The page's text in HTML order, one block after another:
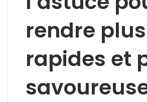
rendre plus
rapides et